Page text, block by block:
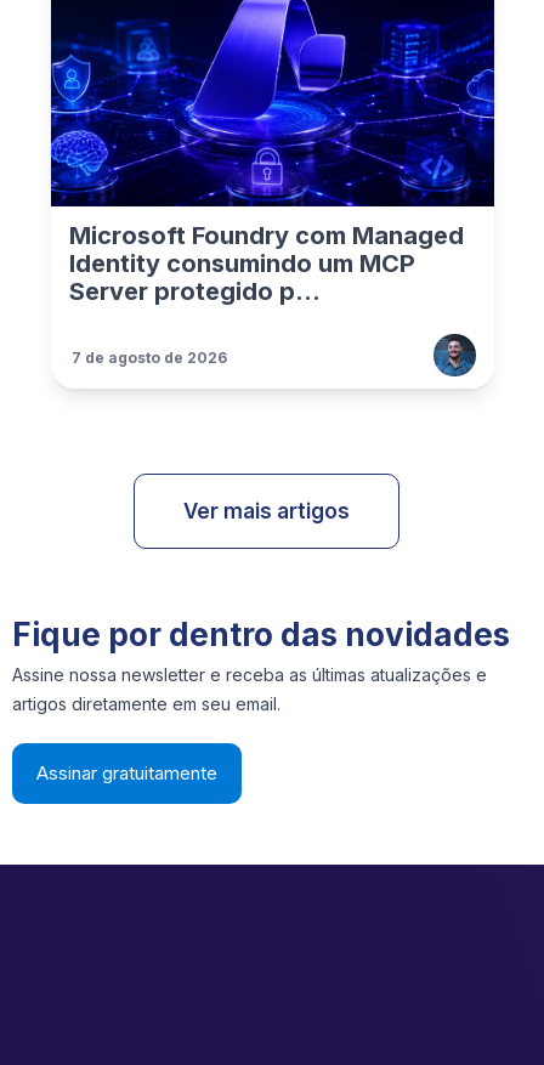
Microsoft Foundry com Managed
Identity consumindo um MCP
Server protegido p...
7 de agosto de 2026
Ver mais artigos
Fique por dentro das novidades
Assine nossa newsletter e receba as últimas atualizações e
artigos diretamente em seu email.
Assinar gratuitamente